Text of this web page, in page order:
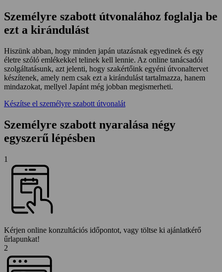
Személyre szabott útvonalához foglalja be
ezt a kirándulást
Hiszünk abban, hogy minden japán utazásnak egyedinek és egy
életre szóló emlékekkel telinek kell lennie. Az online tanácsadói
szolgáltatásunk, azt jelenti, hogy szakértőink egyéni útvonaltervet
készítenek, amely nem csak ezt a kirándulást tartalmazza, hanem
mindazokat, mellyel Japánt még jobban megismerheti.
Készítse el személyre szabott útvonalát
Személyre szabott nyaralása négy
egyszerű lépésben
1
Kérjen online konzultációs időpontot, vagy töltse ki ajánlatkérő
űrlapunkat!
2